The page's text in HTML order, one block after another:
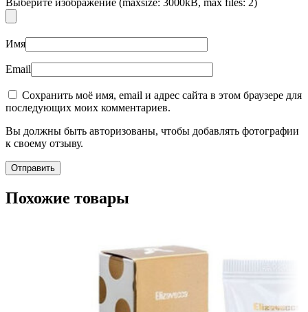
Выберите изображение (maxsize: 3000kB, max files: 2)
Имя
Email
Сохранить моё имя, email и адрес сайта в этом браузере для
последующих моих комментариев.
Вы должны быть авторизованы, чтобы добавлять фотографии
к своему отзыву.
Похожие товары